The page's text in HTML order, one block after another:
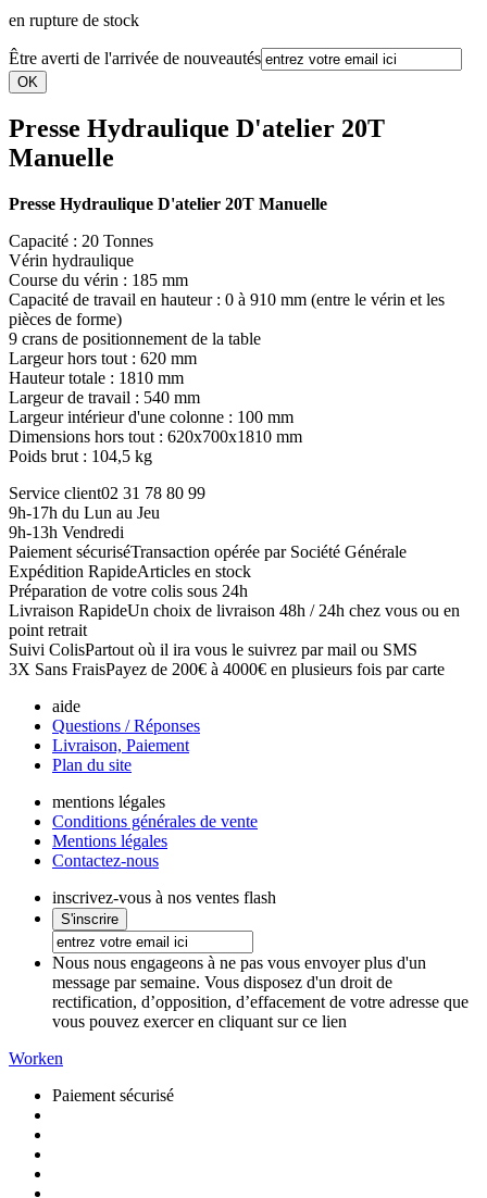
en rupture de stock
Être averti de l'arrivée de nouveautés
Presse Hydraulique D'atelier 20T
Manuelle
Presse Hydraulique D'atelier 20T Manuelle
Capacité : 20 Tonnes
Vérin hydraulique
Course du vérin : 185 mm
Capacité de travail en hauteur : 0 à 910 mm (entre le vérin et les
pièces de forme)
9 crans de positionnement de la table
Largeur hors tout : 620 mm
Hauteur totale : 1810 mm
Largeur de travail : 540 mm
Largeur intérieur d'une colonne : 100 mm
Dimensions hors tout : 620x700x1810 mm
Poids brut : 104,5 kg
Service client02 31 78 80 99
9h-17h du Lun au Jeu
9h-13h Vendredi
Paiement sécuriséTransaction opérée par Société Générale
Expédition RapideArticles en stock
Préparation de votre colis sous 24h
Livraison RapideUn choix de livraison 48h / 24h chez vous ou en
point retrait
Suivi ColisPartout où il ira vous le suivrez par mail ou SMS
3X Sans FraisPayez de 200€ à 4000€ en plusieurs fois par carte
aide
Questions / Réponses
Livraison, Paiement
Plan du site
mentions légales
Conditions générales de vente
Mentions légales
Contactez-nous
inscrivez-vous à nos ventes flash
Nous nous engageons à ne pas vous envoyer plus d'un
message par semaine. Vous disposez d'un droit de
rectification, d’opposition, d’effacement de votre adresse que
vous pouvez exercer en cliquant sur ce lien
Worken
Paiement sécurisé